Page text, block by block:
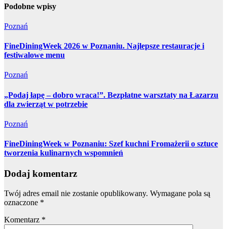
Podobne wpisy
Poznań
FineDiningWeek 2026 w Poznaniu. Najlepsze restauracje i
festiwalowe menu
Poznań
„Podaj łapę – dobro wraca!”. Bezpłatne warsztaty na Łazarzu
dla zwierząt w potrzebie
Poznań
FineDiningWeek w Poznaniu: Szef kuchni Fromażerii o sztuce
tworzenia kulinarnych wspomnień
Dodaj komentarz
Twój adres email nie zostanie opublikowany. Wymagane pola są
oznaczone *
Komentarz *